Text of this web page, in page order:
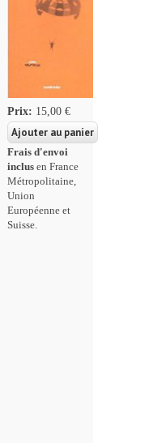
Prix: 15,00 €
Frais d'envoi
inclus en France
Métropolitaine,
Union
Européenne et
Suisse.